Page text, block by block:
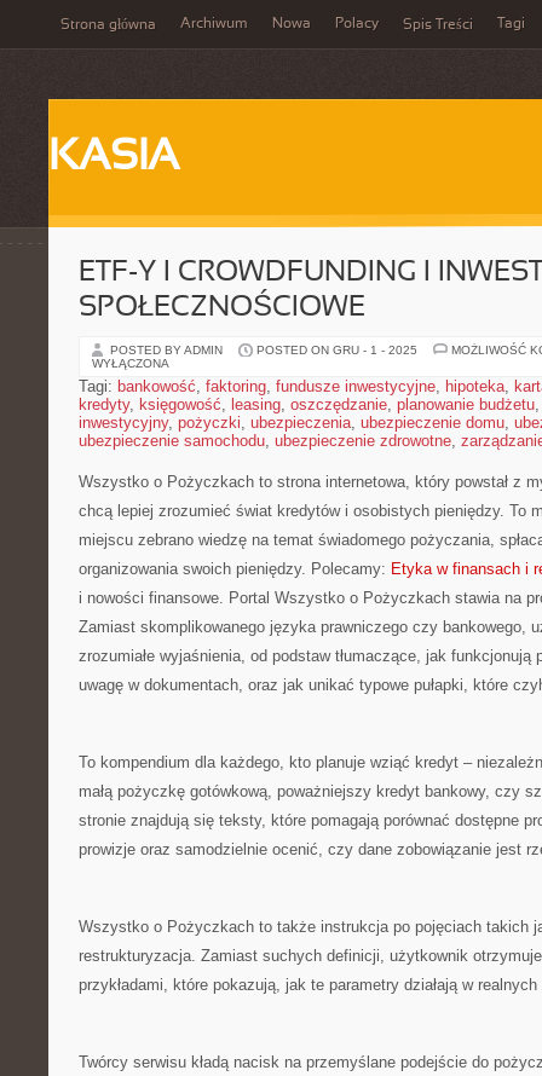
Strona główna Archiwum Nowa Polacy Spis Treści Tagi
KASIA
ETF-Y I CROWDFUNDING I
SPOŁECZNOŚCIOWE
POSTED BY ADMIN POSTED ON GRU - 1 - 2025
MOŻLIWOŚĆ
WYŁĄCZONA
Tagi: bankowość, faktoring, fundusze inwestycyjne, hipoteka,
kredyty, księgowość, leasing, oszczędzanie, planowanie budżetu
inwestycyjny, pożyczki, ubezpieczenia, ubezpieczenie domu,
ubezpieczenie samochodu, ubezpieczenie zdrowotne,
Wszystko o Pożyczkach to strona internetowa, który powstał z
chcą lepiej zrozumieć świat kredytów i osobistych pieniędzy. To
miejscu zebrano wiedzę na temat świadomego pożyczania,
organizowania swoich pieniędzy. Polecamy: Etyka w finansach i
i nowości finansowe. Portal Wszystko o Pożyczkach stawia na
Zamiast skomplikowanego języka prawniczego czy bankowego,
zrozumiałe wyjaśnienia, od podstaw tłumaczące, jak
uwagę w dokumentach, oraz jak unikać typowe pułapki, które
To kompendium dla każdego, kto planuje wziąć kredyt –
małą pożyczkę gotówkową, poważniejszy kredyt bankowy, czy
stronie znajdują się teksty, które pomagają porównać dostępne
prowizje oraz samodzielnie ocenić, czy dane zobowiązanie jest
Wszystko o Pożyczkach to także instrukcja po pojęciach takich
restrukturyzacja. Zamiast suchych definicji, użytkownik
przykładami, które pokazują, jak te parametry działają w
Twórcy serwisu kładą nacisk na przemyślane podejście do